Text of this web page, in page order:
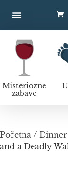
Misteriozne
zabave
Početna / Dinner
and a Deadly